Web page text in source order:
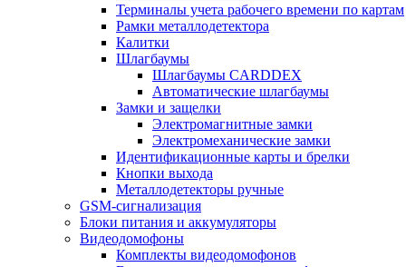
Терминалы учета рабочего времени по картам
Рамки металлодетектора
Калитки
Шлагбаумы
Шлагбаумы CARDDEX
Автоматические шлагбаумы
Замки и защелки
Электромагнитные замки
Электромеханические замки
Идентификационные карты и брелки
Кнопки выхода
Металлодетекторы ручные
GSM-сигнализация
Блоки питания и аккумуляторы
Видеодомофоны
Комплекты видеодомофонов